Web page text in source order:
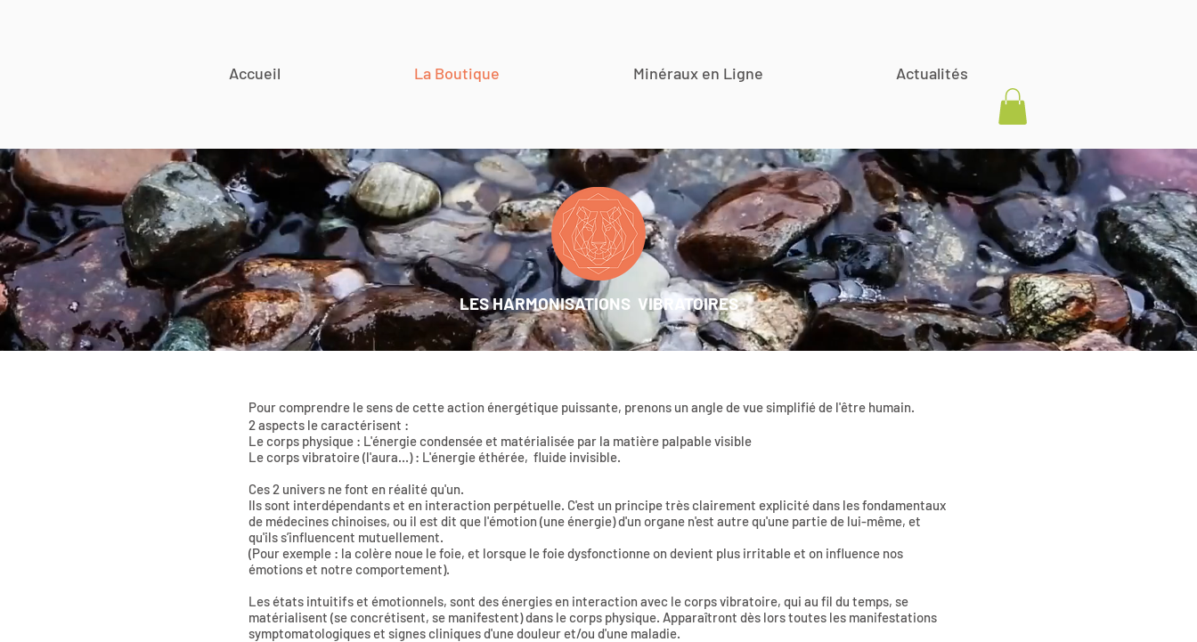
Accueil La Boutique Minéraux en Ligne Actualités
LES HARMONISATIONS VIBRATOIRES
Pour comprendre le sens de cette action énergétique puissante, prenons un angle de vue simplifié de l'être humain.
2 aspects le caractérisent :
Le corps physique : L'énergie condensée et matérialisée par la matière palpable visible
Le corps vibratoire (l'aura...) : L'énergie éthérée, fluide invisible.
Ces 2 univers ne font en réalité qu'un.
Ils sont interdépendants et en interaction perpétuelle. C'est un principe très clairement explicité dans les fondamentaux
de médecines chinoises, ou il est dit que l'émotion (une énergie) d'un organe n'est autre qu'une partie de lui-même, et
qu'ils s’influencent mutuellement.
(Pour exemple : la colère noue le foie, et lorsque le foie dysfonctionne on devient plus irritable et on influence nos
émotions et notre comportement).
Les états intuitifs et émotionnels, sont des énergies en interaction avec le corps vibratoire, qui au fil du temps, se
matérialisent (se concrétisent, se manifestent) dans le corps physique. Apparaîtront dès lors toutes les manifestations
symptomatologiques et signes cliniques d'une douleur et/ou d'une maladie.